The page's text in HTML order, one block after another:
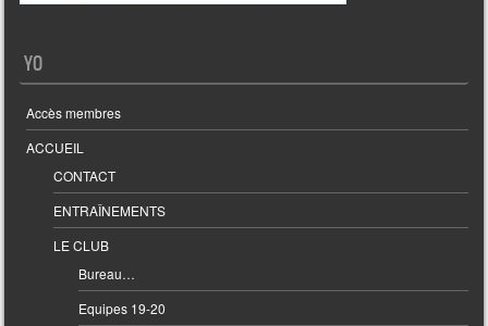
YO
Accès membres
ACCUEIL
CONTACT
ENTRAÎNEMENTS
LE CLUB
Bureau…
Equipes 19-20